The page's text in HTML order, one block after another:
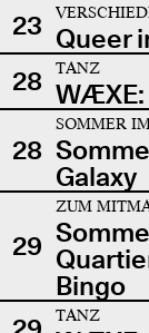
23 Queer
28
TANZ
WÆXE:
28
SOMMER
Galaxy
29
ZUM
Bingo
TANZ